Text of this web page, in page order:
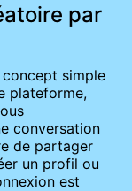
par
simple
plateforme,
conversation
de partager
un profil ou
est